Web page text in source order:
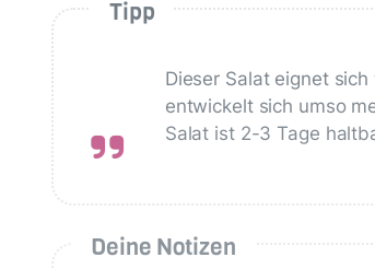
Tipp
Dieser Salat eignet
entwickelt sich umso
Salat ist 2-3 Tage
Deine Notizen